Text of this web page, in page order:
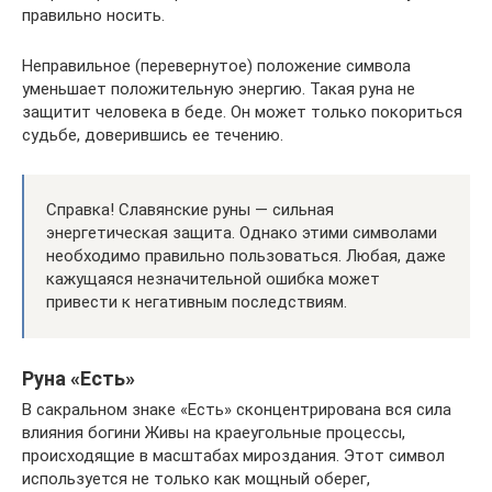
правильно носить.
Неправильное (перевернутое) положение символа
уменьшает положительную энергию. Такая руна не
защитит человека в беде. Он может только покориться
судьбе, доверившись ее течению.
Справка! Славянские руны — сильная
энергетическая защита. Однако этими символами
необходимо правильно пользоваться. Любая, даже
кажущаяся незначительной ошибка может
привести к негативным последствиям.
Руна «Есть»
В сакральном знаке «Есть» сконцентрирована вся сила
влияния богини Живы на краеугольные процессы,
происходящие в масштабах мироздания. Этот символ
используется не только как мощный оберег,